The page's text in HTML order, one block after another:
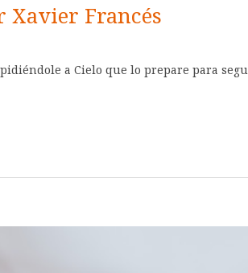
Xavier Francés
a Cielo que lo prepare para